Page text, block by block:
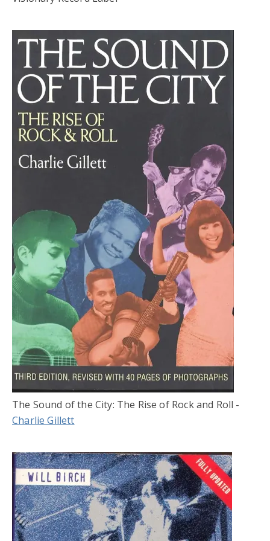
The Sound of the City: The Rise of Rock and Roll -
Charlie Gillett